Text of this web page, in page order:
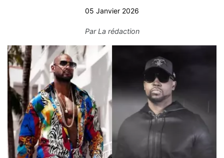
05 Janvier 2026
ParLa rédaction